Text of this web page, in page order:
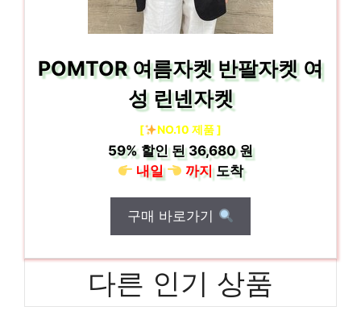
POMTOR 여름자켓 반팔자켓 여
성 린넨자켓
[ NO.10 제품 ]
59%할인 된36,680 원
내일
까지도착
구매 바로가기
다른 인기 상품
프로젝트엠